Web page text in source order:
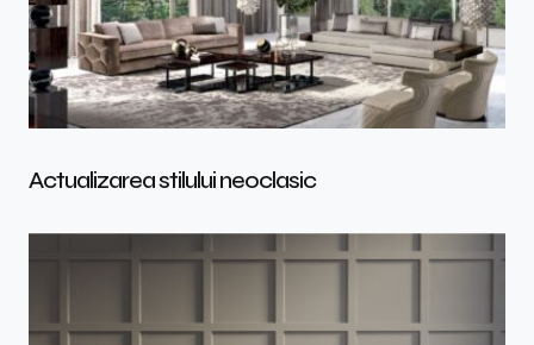
Actualizarea stilului neoclasic